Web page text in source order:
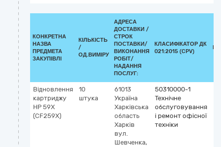
КОНКРЕТНА
НАЗВА
ПРЕДМЕТА
ЗАКУПІВЛІ
КІЛЬКІСТЬ
/
ОД.ВИМІРУ
АДРЕСА
ДОСТАВКИ /
СТРОК
ПОСТАВКИ/
ВИКОНАННЯ
РОБІТ/
НАДАННЯ
ПОСЛУГ:
КЛАСИФІКАТОР ДК
021:2015 (CPV)
Відновлення
картриджу
HP 59Х
(CF259Х)
10
штука
61013
Україна
Харківська
область
Харків
вул.
Шевченка,
50310000-1
Технічне
обслуговування
і ремонт офісної
техніки